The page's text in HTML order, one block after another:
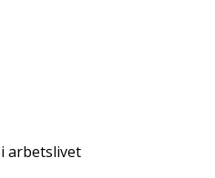
arbetslivet